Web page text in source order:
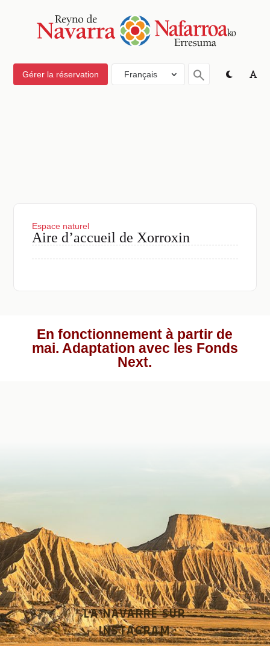
Gérer la réservation Français
Espace naturel
Aire d’accueil de Xorroxin
En fonctionnement à partir de
mai. Adaptation avec les Fonds
Next.
LA NAVARRE SUR
INSTAGRAM